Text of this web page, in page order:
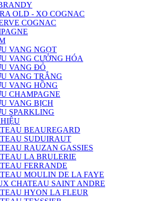
OLD - XO COGNAC
COGNAC
VANG NGỌT
VANG CƯỜNG HÓA
VANG ĐỎ
VANG TRẮNG
VANG HỒNG
CHAMPAGNE
VANG BỊCH
SPARKLING
BEAUREGARD
SUDUIRAUT
RAUZAN GASSIES
LA BRULERIE
FERRANDE
MOULIN DE LA FAYE
CHATEAU SAINT ANDRE
HYON LA FLEUR